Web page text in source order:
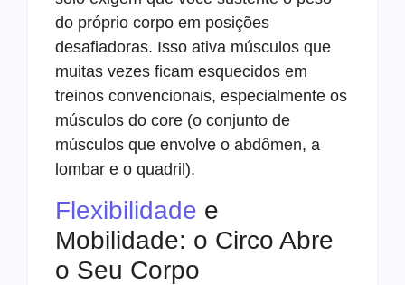
do próprio corpo em posições
desafiadoras. Isso ativa músculos que
muitas vezes ficam esquecidos em
treinos convencionais, especialmente os
músculos do core (o conjunto de
músculos que envolve o abdômen, a
lombar e o quadril).
Flexibilidade e
Mobilidade: o Circo Abre
o Seu Corpo